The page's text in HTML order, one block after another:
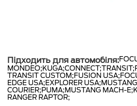
Підходить для автомобіля:
MONDEO;KUGA;CONNECT;TRANSIT;
TRANSIT CUSTOM;FUSION USA;
EDGE USA;EXPLORER USA;
COURIER;PUMA;MUSTANG MACH-E;
RANGER RAPTOR;